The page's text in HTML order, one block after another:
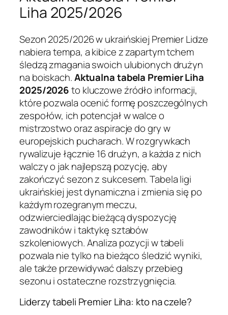
Liha 2025/2026
Sezon 2025/2026 w ukraińskiej Premier Lidze
nabiera tempa, a kibice z zapartym tchem
śledzą zmagania swoich ulubionych drużyn
na boiskach.Aktualna tabela Premier Liha
2025/2026to kluczowe źródło informacji,
które pozwala ocenić formę poszczególnych
zespołów, ich potencjał w walce o
mistrzostwo oraz aspiracje do gry w
europejskich pucharach. W rozgrywkach
rywalizuje łącznie 16 drużyn, a każda z nich
walczy o jak najlepszą pozycję, aby
zakończyć sezon z sukcesem. Tabela ligi
ukraińskiej jest dynamiczna i zmienia się po
każdym rozegranym meczu,
odzwierciedlając bieżącą dyspozycję
zawodników i taktykę sztabów
szkoleniowych. Analiza pozycji w tabeli
pozwala nie tylko na bieżąco śledzić wyniki,
ale także przewidywać dalszy przebieg
sezonu i ostateczne rozstrzygnięcia.
Liderzy tabeli Premier Liha: kto na czele?